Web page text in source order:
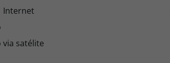
Internet
via satélite